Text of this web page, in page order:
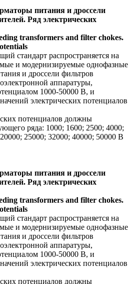
питания и дроссели
Ряд электрических
transformers and filter chokes.
стандарт распространяется на
и модернизируемые однофазные
и дроссели фильтров
аппаратуры,
1000-50000 В, и
электрических потенциалов
потенциалов должны
ряда: 1000; 1600; 2500; 4000;
25000; 32000; 40000; 50000 В
питания и дроссели
Ряд электрических
transformers and filter chokes.
стандарт распространяется на
и модернизируемые однофазные
и дроссели фильтров
аппаратуры,
1000-50000 В, и
электрических потенциалов
потенциалов должны